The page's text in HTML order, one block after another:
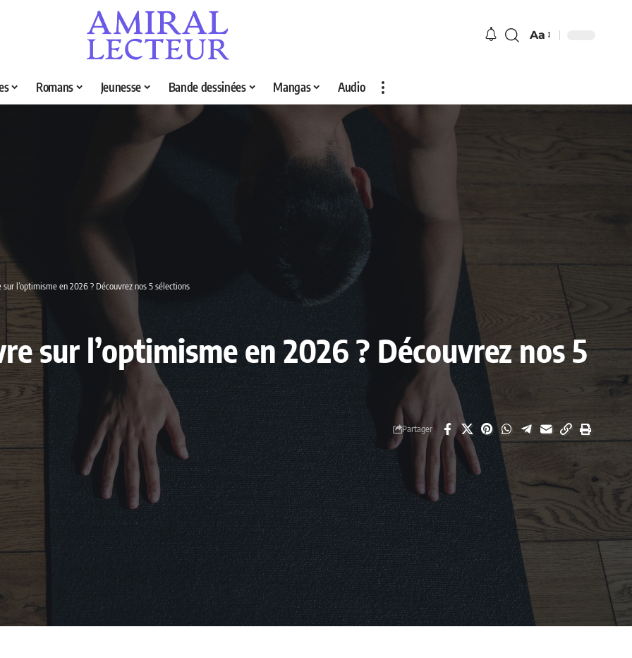
Aa
Romans Jeunesse Bande dessinées Mangas Audio
l’optimisme en 2026 ? Découvrez nos 5 sélections
sur l’optimisme en 2026 ? Découvrez nos 5
Partager